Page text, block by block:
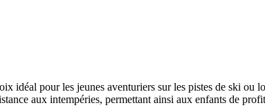
idéal pour les jeunes aventuriers sur les pistes de ski
aux intempéries, permettant ainsi aux enfants de